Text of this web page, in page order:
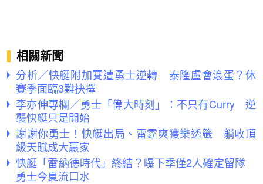
相關新聞
分析／快艇附加賽遭勇士逆轉 泰隆盧會滾蛋？休
賽季面臨3難抉擇
李亦伸專欄／勇士「偉大時刻」：不只有Curry 逆
襲快艇只是開始
謝謝你勇士！快艇出局、雷霆爽獲樂透籤 躺收頂
級天賦成大贏家
快艇「雷納德時代」終結？曝下季僅2人確定留隊
勇士今夏流口水